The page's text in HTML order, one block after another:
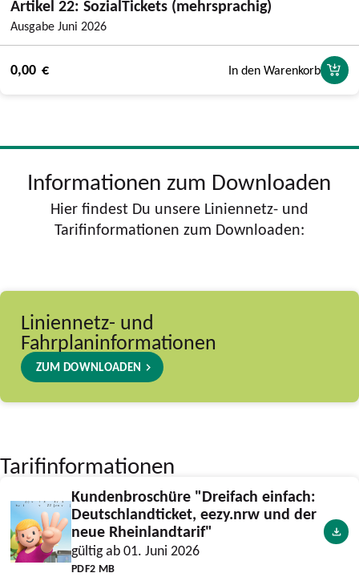
Artikel 22: SozialTickets (mehrsprachig)
Ausgabe Juni 2026
0,00 € In den Warenkorb
Informationen zum Downloaden
Hier findest Du unsere Liniennetz- und
Tarifinformationen zum Downloaden:
Liniennetz- und
Fahrplaninformationen
ZUM DOWNLOADEN
Tarifinformationen
Kundenbroschüre "Dreifach einfach:
Deutschlandticket, eezy.nrw und der
neue Rheinlandtarif"
gültig ab 01. Juni 2026
PDF2 MB